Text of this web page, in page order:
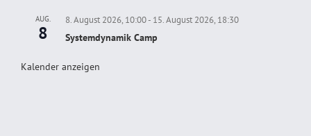
AUG.
8
8. August 2026, 10:00- 15. August 2026, 18:30
Systemdynamik Camp
Kalender anzeigen